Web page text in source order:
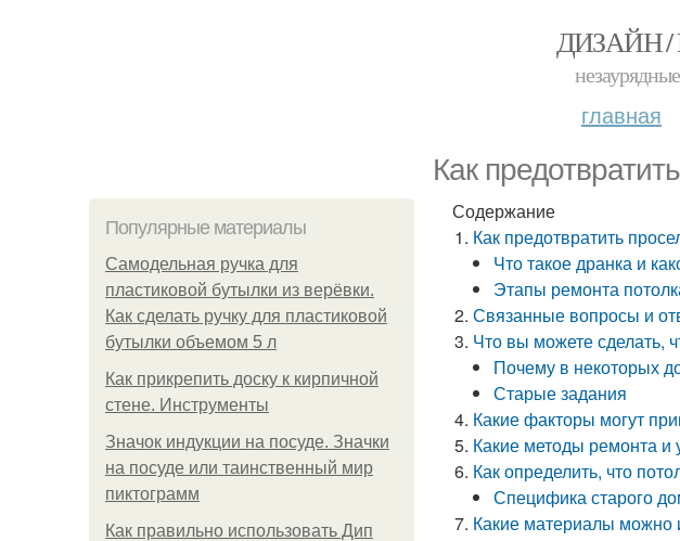
ДИЗАЙН /
главная
Как
Популярные материалы
Самодельная ручка для
пластиковой бутылки из верёвки.
Как сделать ручку для пластиковой
бутылки объемом 5 л
Как прикрепить доску к кирпичной
стене. Инструменты
Значок индукции на посуде. Значки
на посуде или таинственный мир
пиктограмм
Как правильно использовать Дип
Содержание
Как предотвратить
Что такое дранка и
Этапы ремонта
Связанные вопросы и
Что вы можете сделать,
Почему в некоторых
Старые задания
Какие факторы могут
Какие методы ремонта и
Как определить, что
Специфика старого
Какие материалы можно